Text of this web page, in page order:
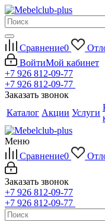
Сравнение0
ВойтиМой кабинет
+7 926 812-09-77
+7 926 812-09-77
Заказать звонок
Каталог Акции Услуги
Меню
Сравнение0
Заказать звонок
+7 926 812-09-77
+7 926 812-09-77